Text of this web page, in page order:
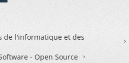
de l'informatique et des
- Open Source